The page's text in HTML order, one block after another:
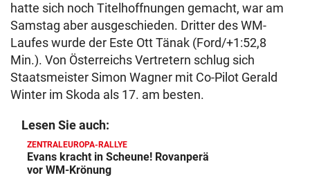
hatte sich noch Titelhoffnungen gemacht, war am
Samstag aber ausgeschieden. Dritter des WM-
Laufes wurde der Este Ott Tänak (Ford/+1:52,8
Min.). Von Österreichs Vertretern schlug sich
Staatsmeister Simon Wagner mit Co-Pilot Gerald
Winter im Skoda als 17. am besten.
Lesen Sie auch:
ZENTRALEUROPA-RALLYE
Evans kracht in Scheune! Rovanperä
vor WM-Krönung